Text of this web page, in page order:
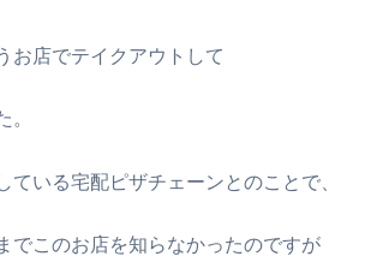
お店でテイクアウトして
ている宅配ピザチェーンとのことで、
でこのお店を知らなかったのですが